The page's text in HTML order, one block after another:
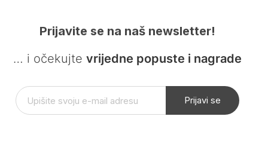
Prijavite se na naš newsletter!
… i očekujte vrijedne popuste i nagrade
Prijavi se